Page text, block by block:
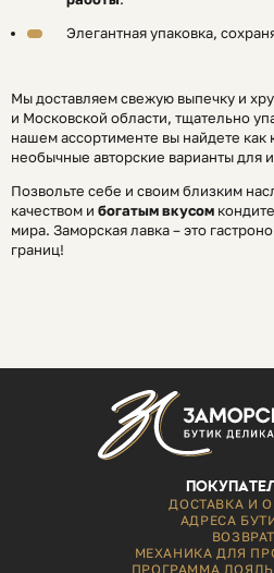
Элегантная упаковка,
Мы доставляем свежую выпечку и
и Московской области, тщательно
нашем ассортименте вы найдете как
необычные авторские варианты для
Позвольте себе и своим близким
качеством и богатым вкусом
мира. Заморская лавка – это
границ!
ДОСТАВКА И
АДРЕСА
ВОЗВРАТ
МЕХАНИКА ДЛЯ
ПРОГРАММА